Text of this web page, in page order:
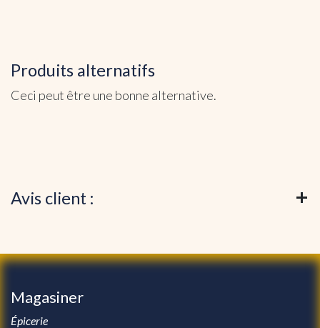
Produits alternatifs
Ceci peut être une bonne alternative.
Avis client :
Magasiner
Épicerie